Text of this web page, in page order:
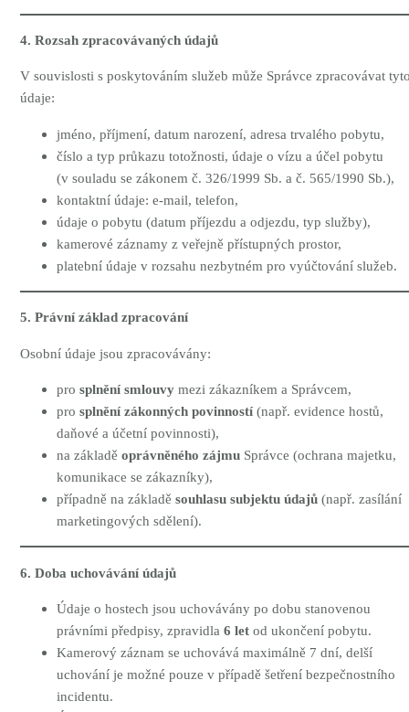
4. Rozsah zpracovávaných údajů
V souvislosti s poskytováním služeb může Správce zpracovávat
údaje:
jméno, příjmení, datum narození, adresa trvalého pobytu,
číslo a typ průkazu totožnosti, údaje o vízu a účel pobytu
(v souladu se zákonem č. 326/1999 Sb. a č. 565/1990 Sb.),
kontaktní údaje: e-mail, telefon,
údaje o pobytu (datum příjezdu a odjezdu, typ služby),
kamerové záznamy z veřejně přístupných prostor,
platební údaje v rozsahu nezbytném pro vyúčtování služeb.
5. Právní základ zpracování
Osobní údaje jsou zpracovávány:
prosplnění smlouvy mezi zákazníkem a Správcem,
prosplnění zákonných povinností (např. evidence hostů,
daňové a účetní povinnosti),
na základěoprávněného zájmu Správce (ochrana majetku,
komunikace se zákazníky),
případně na základěsouhlasu subjektu údajů (např. zasílání
marketingových sdělení).
6. Doba uchovávání údajů
Údaje o hostech jsou uchovávány po dobu stanovenou
právními předpisy, zpravidla6 let od ukončení pobytu.
Kamerový záznam se uchovává maximálně 7 dní, delší
uchování je možné pouze v případě šetření bezpečnostního
incidentu.